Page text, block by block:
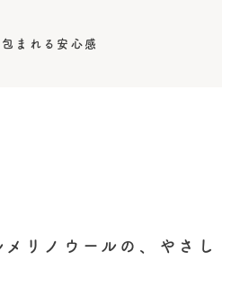
まれる安心感
メリノウールの、やさし